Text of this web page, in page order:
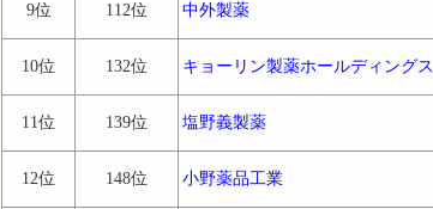
9位 112位 中外製薬
10位 132位 キョーリン製薬ホールディングス
11位 139位 塩野義製薬
12位 148位 小野薬品工業